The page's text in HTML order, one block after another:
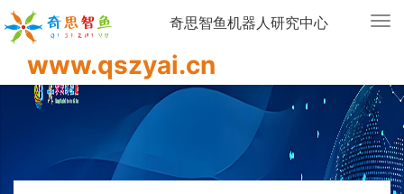
奇思智鱼机器人研究中心
www.qszyai.cn